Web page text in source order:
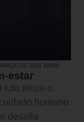
DE 2026 18H00
estar
luto deixa o
humano.
desafia